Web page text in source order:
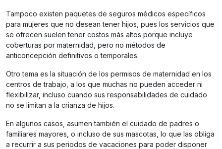
Tampoco existen paquetes de seguros médicos específicos
para mujeres que no desean tener hijos, pues los servicios que
se ofrecen suelen tener costos más altos porque incluye
coberturas por maternidad, pero no métodos de
anticoncepción definitivos o temporales.
Otro tema es la situación de los permisos de maternidad en los
centros de trabajo, a los que muchas no pueden acceder ni
flexibilizar, incluso cuando sus responsabilidades de cuidado
no se limitan a la crianza de hijos.
En algunos casos, asumen también el cuidado de padres o
familiares mayores, o incluso de sus mascotas, lo que las obliga
a recurrir a sus periodos de vacaciones para poder disponer